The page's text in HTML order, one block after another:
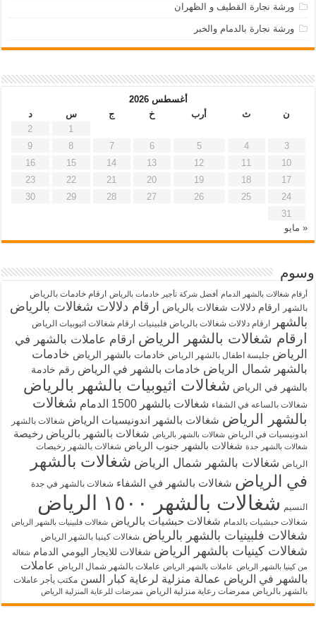
ورشة نجارة القطيف و الظهران
ورشة نجارة بالدمام والخبر
أغسطس 2026
ن
ث أرب خ ج س
د
1
2
3
4
5
6
7
8
9
10
11
12
13
14
15
16
17
18
19
20
21
22
23
24
25
26
27
28
29
30
31
« مايو
وسوم
أرقام شغالات بالشهر الدمام أفضل شركة تأجير خادمات بالرياض ارقام خادمات بالرياض
بالشهر
ارقام دلالات شغالات بالرياض ارقام دلالات شغالات بالرياض
بالشهر
ارقام دلالات شغالات بالرياض فلبينيات ارقام شغالات اثيوبيات الرياض
ارقام شغالات بالشهر الرياض ارقام عاملات بالشهر في
الرياض جليسة اطفال بالشهر الرياض خادمات بالشهر الرياض خادمات
بالشهر شمال الرياض خادمات بالشهر في الرياض رقم خادمة
بالشهر في الرياض شغالات اثيوبيات بالشهر بالرياض
شغالات بالساعه في الشفاء شغالات بالشهر 1500 الدمام
شغالات
بالشهر الرياض شغالات بالشهر اندونيسيات الرياض شغالات بالشهر
اندونيسيات في الرياض شغالات بالشهر بالرياض شغالات بالشهر بالرياض رخيصة
شغالات بالشهر جدة شغالات بالشهر جنوب الرياض شغالات بالشهر رخيصات
الرياض شغالات بالشهر شمال الرياض شغالات بالشهر
في الرياض شغالات بالشهر في الشفاء شغالات بالشهر في جدة
النسيم شغالات بالشهر ١٥٠٠ الرياض
شغالات حبشيات بالدمام شغالات حبشيات بالرياض شغالات فلبينيات بالشهر الرياض
شغالات فلبينيات بالشهر بالرياض شغالات كينيا بالشهر الرياض
شغالات كينيات بالشهر الرياض شغالات للايجار اليومي الدمام شغاله
من كينيا بالشهر الرياض عاملات بالشهر الرياض عاملات بالشهر شمال الرياض عاملات
بالشهر في الرياض عمالة منزلية لرعاية كبار السن مكتب يأجر عاملات
بالشهر بالرياض ممرضات رعاية منزلية الرياض ممرضات للرعاية المنزلية الرياض